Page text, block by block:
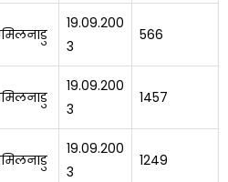
19.09.200
3
566
19.09.200
3
1457
19.09.200
3
1249